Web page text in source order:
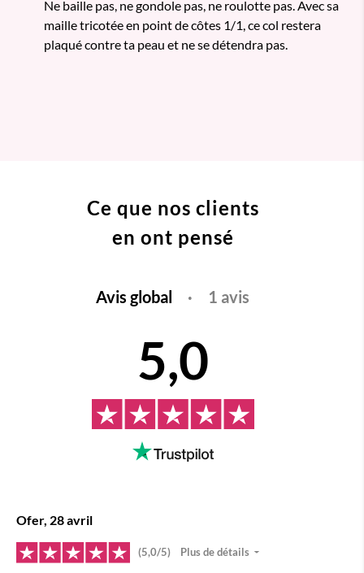
Ne baille pas, ne gondole pas, ne roulotte pas. Avec sa
maille tricotée en point de côtes 1/1, ce col restera
plaqué contre ta peau et ne se détendra pas.
Ce que nos clients
en ont pensé
Avis global · 1 avis
5,0
Ofer, 28 avril
(5,0/5) Plus de détails